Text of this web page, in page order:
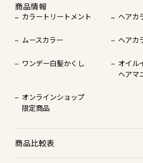
商品情報
カラートリートメント ヘアカ
ムースカラー ヘアカ
ワンデー白髪かくし
オイル
ヘアマ
オンラインショップ
限定商品
商品比較表